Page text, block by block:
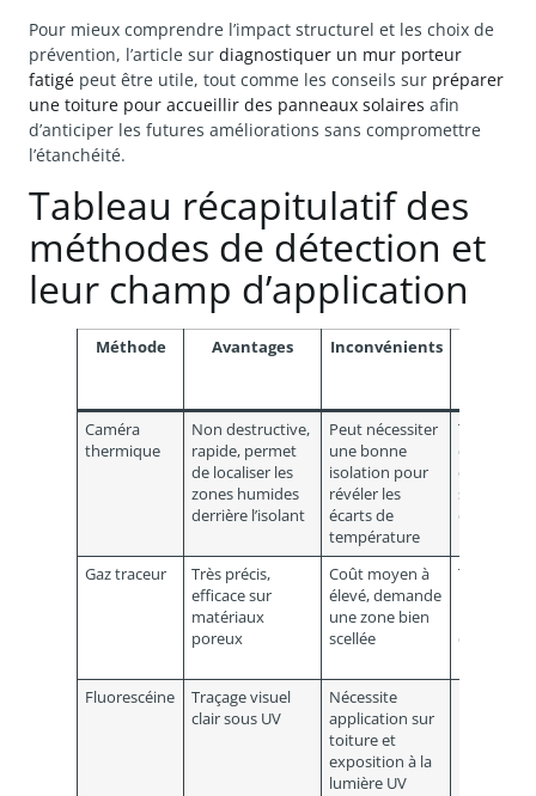
Pour mieux comprendre l’impact structurel et les choix de
prévention, l’article sur diagnostiquer un mur porteur
fatigé peut être utile, tout comme les conseils sur préparer
une toiture pour accueillir des panneaux solaires afin
d’anticiper les futures améliorations sans compromettre
l’étanchéité.
Tableau récapitulatif des
méthodes de détection et
leur champ d’application
Méthode Avantages Inconvénients
Caméra
thermique
Non destructive,
rapide, permet
de localiser les
zones humides
derrière l’isolant
Peut nécessiter
une bonne
isolation pour
révéler les
écarts de
température
Toitures
difficiles
d’accès,
sous-sol
Gaz traceur
Très précis,
efficace sur
matériaux
poreux
Coût moyen à
élevé, demande
une zone bien
scellée
Toitures
difficiles à
Fluorescéine
Traçage visuel
clair sous UV
Nécessite
application sur
toiture et
exposition à la
lumière UV